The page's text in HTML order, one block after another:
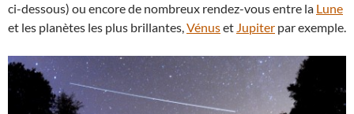
ci-dessous) ou encore de nombreux rendez-vous entre la Lune
et les planètes les plus brillantes,Vénuset Jupiter par exemple.